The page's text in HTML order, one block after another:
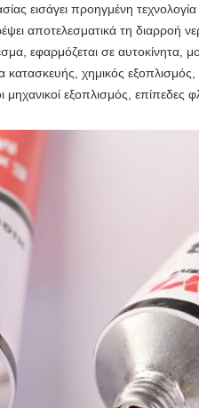
εισάγει προηγμένη
αποτελεσματικά τη διαρροή
εφαρμόζεται σε αυτοκίνητα,
χημικός
μηχανικοί εξοπλισμός,